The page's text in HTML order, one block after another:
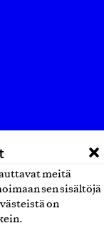
meitä
sen sisältöjä
on